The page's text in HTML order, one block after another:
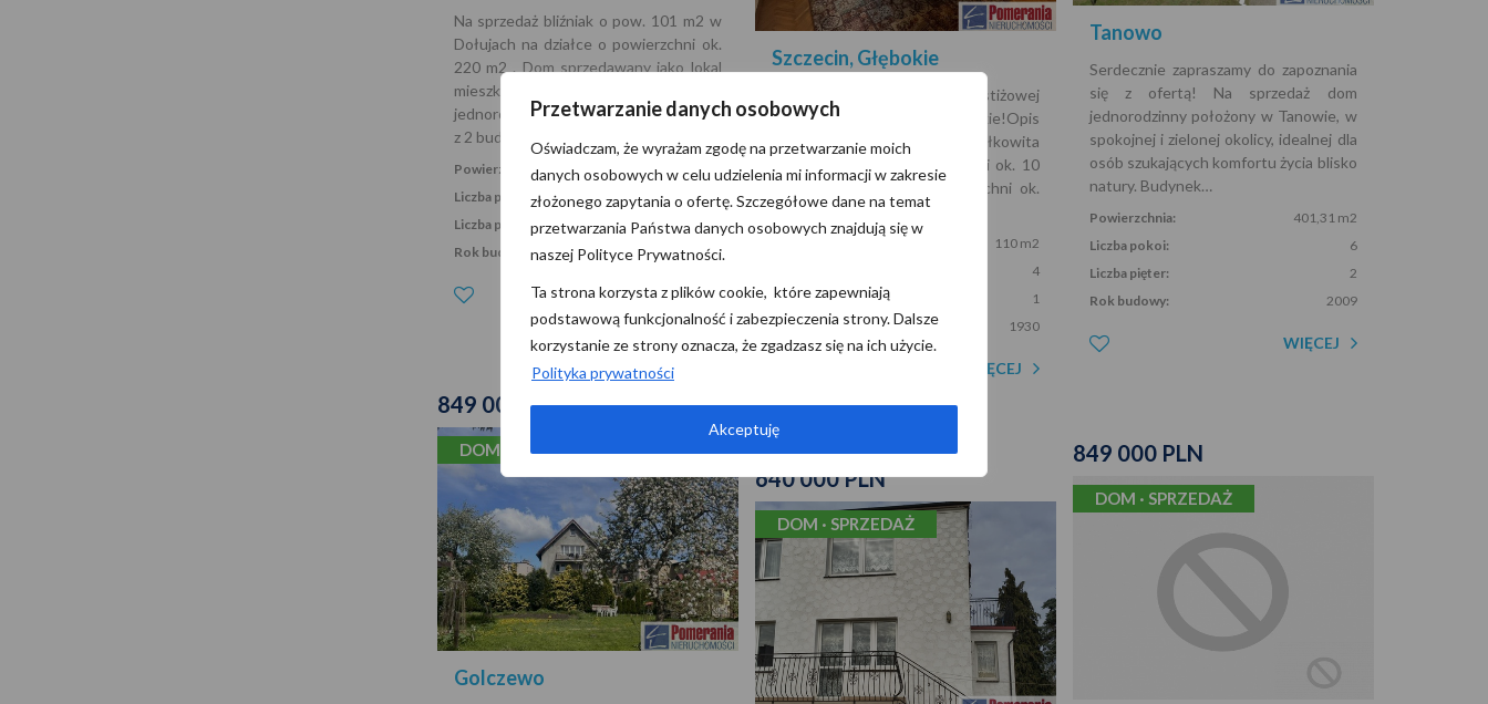
Przetwarzanie danych osobowych
Oświadczam, że wyrażam zgodę na przetwarzanie moich
danych osobowych w celu udzielenia mi informacji w zakresie
złożonego zapytania o ofertę. Szczegółowe dane na temat
przetwarzania Państwa danych osobowych znajdują się w
naszej Polityce Prywatności.
Ta strona korzysta z plików cookie, które zapewniają
podstawową funkcjonalność i zabezpieczenia strony. Dalsze
korzystanie ze strony oznacza, że zgadzasz się na ich użycie.
Polityka prywatności
Akceptuję
Na sprzedaż bliźniak o pow. 101 m2 w
Dołujach na działce o powierzchni ok.
220 m2 . Dom sprzedawany jako lokal
mieszkalny w budynku
jednorodzinnym. Inwestycja składa się
z 2 budynków jednorodzinnych d…
Powierzchnia:
101,05 m2
Liczba pokoi:
4
Liczba pięter:
1
Rok budowy:
2026
WIĘCEJ
Tanowo
Serdecznie zapraszamy do zapoznania
się z ofertą! Na sprzedaż dom
jednorodzinny położony w Tanowie, w
spokojnej i zielonej okolicy, idealnej dla
osób szukających komfortu życia blisko
natury. Budynek…
Powierzchnia:
401,31 m2
Liczba pokoi:
6
Liczba pięter:
2
Rok budowy:
2009
WIĘCEJ
Szczecin, Głębokie
Do sprzedaży dół domu w prestiżowej
dzielnicy Szczecin-Głębokie!Opis
nieruchomości:powierzchnia całkowita
ok. 110 m2taras o powierzchni ok. 10
m2wysoka piwnica o powierzchni ok.
95 m2 z podziemnym gar…
110 m2
4
Liczba pięter:
1
Rok budowy:
1930
WIĘCEJ
849 000 PLN
DOM · SPRZEDAŻ
Golczewo
849 000 PLN
DOM · SPRZEDAŻ
640 000 PLN
DOM · SPRZEDAŻ